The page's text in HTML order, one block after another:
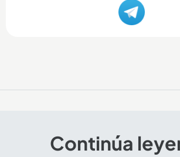
Continúa